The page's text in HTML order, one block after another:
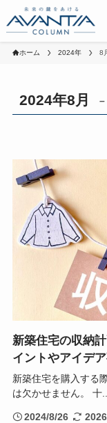
ホーム 2024年 8
2024年8月
新築住宅の収納
イントやアイデ
新築住宅を購入する
は欠かせません。 十
2024/8/26